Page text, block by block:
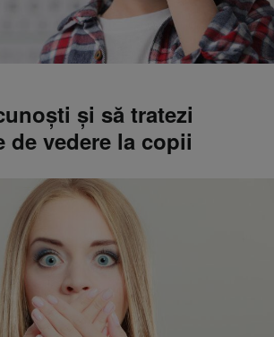
și să tratezi
de vedere la copii